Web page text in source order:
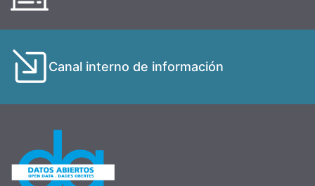
Canal interno de información